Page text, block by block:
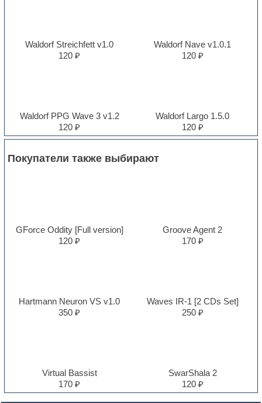
Waldorf Streichfett v1.0
120 ₽
Waldorf Nave v1.0.1
120 ₽
Waldorf PPG Wave 3 v1.2
120 ₽
Waldorf Largo 1.5.0
120 ₽
Покупатели также выбирают
GForce Oddity [Full version]
120 ₽
Groove Agent 2
170 ₽
Hartmann Neuron VS v1.0
350 ₽
Waves IR-1 [2 CDs Set]
250 ₽
Virtual Bassist
170 ₽
SwarShala 2
120 ₽